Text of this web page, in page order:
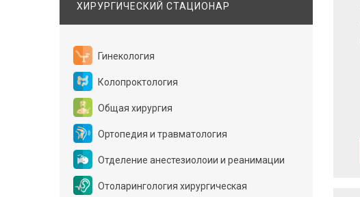
ХИРУРГИЧЕСКИЙ СТАЦИОНАР
Гинекология
Колопроктология
Общая хирургия
Ортопедия и травматология
Отделение анестезиолоии и реанимации
Отоларингология хирургическая